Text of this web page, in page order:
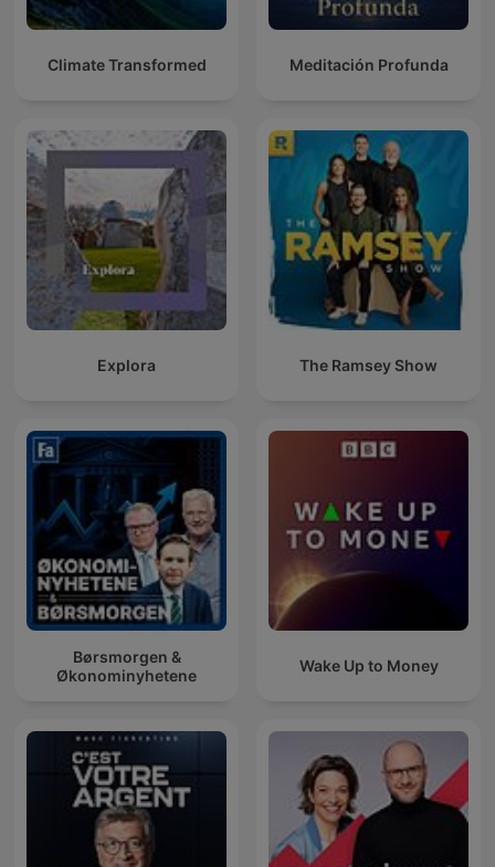
Climate Transformed Meditación Profunda
Explora The Ramsey Show
Børsmorgen &
Økonominyhetene
Wake Up to Money